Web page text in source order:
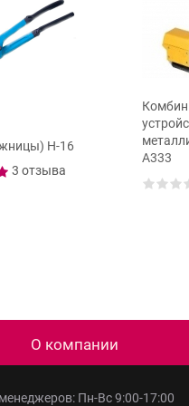
Н-16
3 отзыва
А333
О компании
Пн-Вс 9:00-17:00